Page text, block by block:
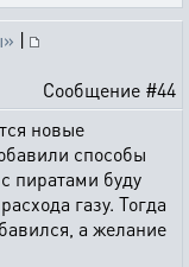
|
Сообщение #44
новые
способы
пиратами буду
газу. Тогда
а желание